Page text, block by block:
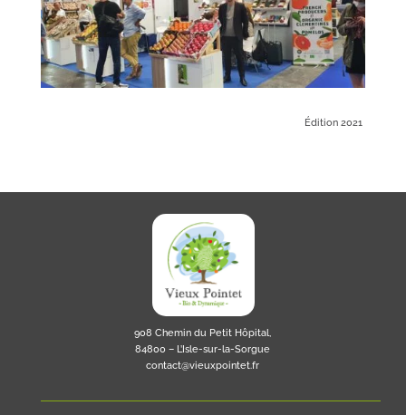
Édition 2021
908 Chemin du Petit Hôpital,
84800 – L’Isle-sur-la-Sorgue
contact@vieuxpointet.fr